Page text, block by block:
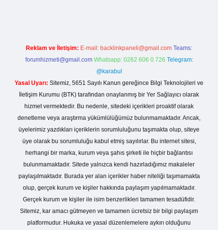
Reklam ve İletişim: E-mail: backlinkpaneli@gmail.com Teams:
forumhizmeti@gmail.com Whatsapp: 0262 606 0 726 Telegram:
@karabul
Yasal Uyarı: Sitemiz, 5651 Sayılı Kanun gereğince Bilgi Teknolojileri ve
İletişim Kurumu (BTK) tarafından onaylanmış bir Yer Sağlayıcı olarak
hizmet vermektedir. Bu nedenle, sitedeki içerikleri proaktif olarak
denetleme veya araştırma yükümlülüğümüz bulunmamaktadır. Ancak,
üyelerimiz yazdıkları içeriklerin sorumluluğunu taşımakta olup, siteye
üye olarak bu sorumluluğu kabul etmiş sayılırlar. Bu internet sitesi,
herhangi bir marka, kurum veya şahıs şirketi ile hiçbir bağlantısı
bulunmamaktadır. Sitede yalnızca kendi hazırladığımız makaleler
paylaşılmaktadır. Burada yer alan içerikler haber niteliği taşımamakta
olup, gerçek kurum ve kişiler hakkında paylaşım yapılmamaktadır.
Gerçek kurum ve kişiler ile isim benzerlikleri tamamen tesadüfidir.
Sitemiz, kar amacı gütmeyen ve tamamen ücretsiz bir bilgi paylaşım
platformudur. Hukuka ve yasal düzenlemelere aykırı olduğunu